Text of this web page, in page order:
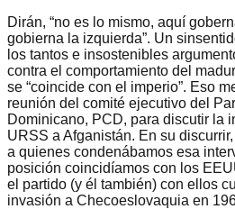
Dirán, “no es lo mismo, aquí
gobierna la izquierda”. Un
los tantos e insostenibles
contra el comportamiento del
se “coincide con el imperio”. Eso
reunión del comité ejecutivo del
Dominicano, PCD, para discutir la
URSS a Afganistán. En su
a quienes condenábamos esa
posición coincidíamos con los
el partido (y él también) con ellos
invasión a Checoeslovaquia en